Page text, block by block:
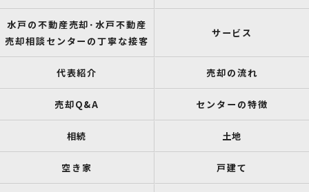
水戸の不動産売却･水戸不動産
売却相談センターの丁寧な接客
サービス
代表紹介 売却の流れ
売却Q&A センターの特徴
相続 土地
空き家 戸建て